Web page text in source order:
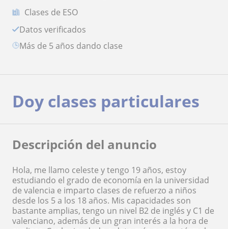
Clases de ESO
Datos verificados
más de 5 años dando clase
Doy clases particulares
Descripción del anuncio
Hola, me llamo celeste y tengo 19 años, estoy
estudiando el grado de economía en la universidad
de valencia e imparto clases de refuerzo a niños
desde los 5 a los 18 años. Mis capacidades son
bastante amplias, tengo un nivel B2 de inglés y C1 de
valenciano, además de un gran interés a la hora de